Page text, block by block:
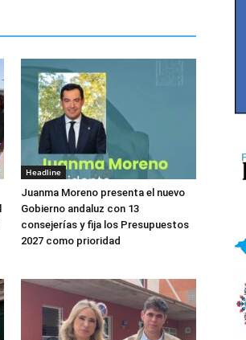
Headline
Juanma Moreno presenta el nuevo
Gobierno andaluz con 13
consejerías y fija los Presupuestos
2027 como prioridad